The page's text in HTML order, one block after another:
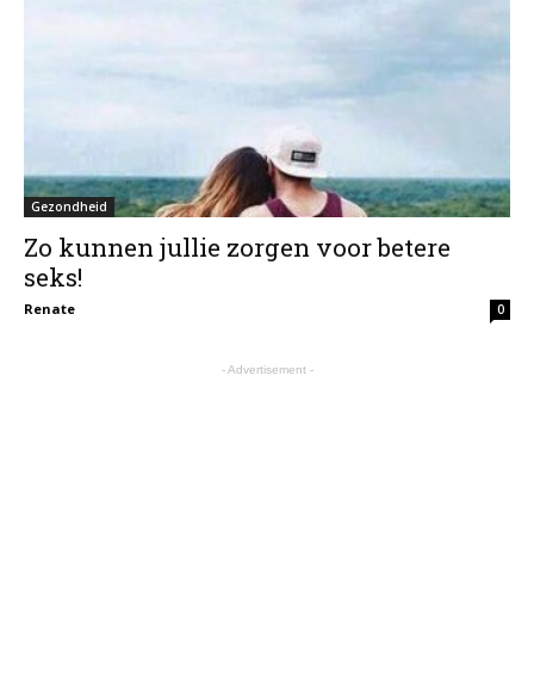
Gezondheid
Zo kunnen jullie zorgen voor betere
seks!
Renate 0
- Advertisement -